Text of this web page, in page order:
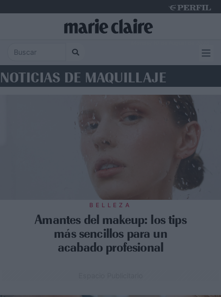
NOTICIAS DE MAQUILLAJE
BELLEZA
Amantes del makeup: los tips
más sencillos para un
acabado profesional